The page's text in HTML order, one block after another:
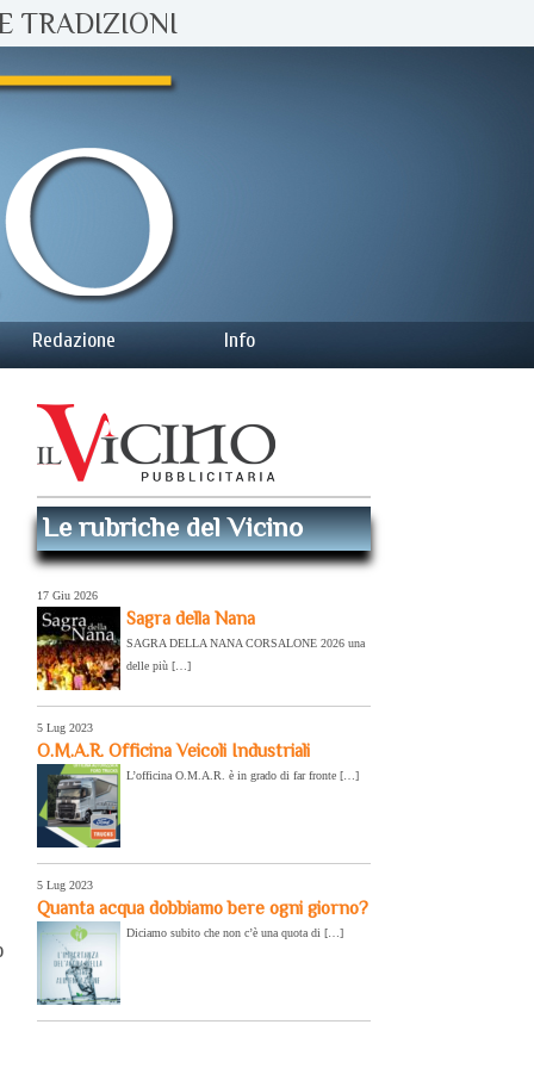
TRADIZIONI
Redazione Info
Le rubriche del Vicino
17 Giu 2026
Sagra della Nana
SAGRA DELLA NANA CORSALONE 2026 una
delle più […]
5 Lug 2023
O.M.A.R. Officina Veicoli Industriali
L’officina O.M.A.R. è in grado di far fronte […]
5 Lug 2023
Quanta acqua dobbiamo bere ogni giorno?
Diciamo subito che non c’è una quota di […]